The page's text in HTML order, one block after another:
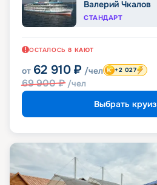
Валерий Чкалов
СТАНДАРТ
ОСТАЛОСЬ 8 КАЮТ
от 62 910 ₽ /чел
69 900₽ /чел
+2 027
Выбрать круиз